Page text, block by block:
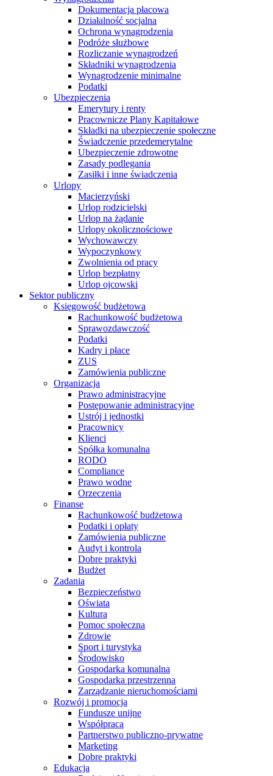
Dokumentacja płacowa
Działalność socjalna
Ochrona wynagrodzenia
Podróże służbowe
Rozliczanie wynagrodzeń
Składniki wynagrodzenia
Wynagrodzenie minimalne
Podatki
Ubezpieczenia
Emerytury i renty
Pracownicze Plany Kapitałowe
Składki na ubezpieczenie społeczne
Świadczenie przedemerytalne
Ubezpieczenie zdrowotne
Zasady podlegania
Zasiłki i inne świadczenia
Urlopy
Macierzyński
Urlop rodzicielski
Urlop na żądanie
Urlopy okolicznościowe
Wychowawczy
Wypoczynkowy
Zwolnienia od pracy
Urlop bezpłatny
Urlop ojcowski
Sektor publiczny
Księgowość budżetowa
Rachunkowość budżetowa
Sprawozdawczość
Podatki
Kadry i płace
ZUS
Zamówienia publiczne
Organizacja
Prawo administracyjne
Postępowanie administracyjne
Ustrój i jednostki
Pracownicy
Klienci
Spółka komunalna
RODO
Compliance
Prawo wodne
Orzeczenia
Finanse
Rachunkowość budżetowa
Podatki i opłaty
Zamówienia publiczne
Audyt i kontrola
Dobre praktyki
Budżet
Zadania
Bezpieczeństwo
Oświata
Kultura
Pomoc społeczna
Zdrowie
Sport i turystyka
Środowisko
Gospodarka komunalna
Gospodarka przestrzenna
Zarządzanie nieruchomościami
Rozwój i promocja
Fundusze unijne
Współpraca
Partnerstwo publiczno-prywatne
Marketing
Dobre praktyki
Edukacja